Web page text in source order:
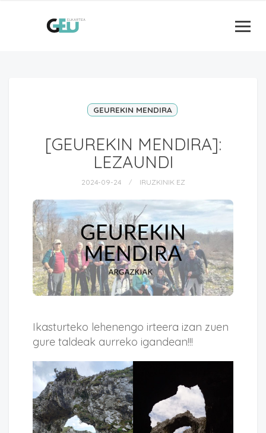
GEUREKIN MENDIRA
[GEUREKIN MENDIRA]:
LEZAUNDI
2024-09-24 IRUZKINIK EZ
Ikasturteko lehenengo irteera izan zuen
gure taldeak aurreko igandean!!!